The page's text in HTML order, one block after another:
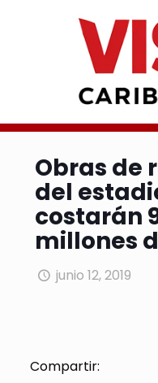
Obras de
del
costarán
millones
junio 12, 2019
Compartir: